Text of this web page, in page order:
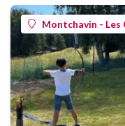
Montchavin - Les